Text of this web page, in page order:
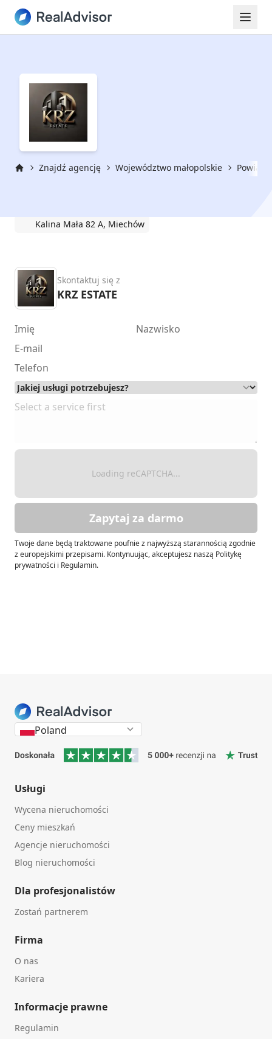
Znajdź agencję Województwo małopolskie Powiat
Kalina Mała 82 A, Miechów
Skontaktuj się z
KRZ ESTATE
Loading reCAPTCHA...
Zapytaj za darmo
Twoje dane będą traktowane poufnie z najwyższą starannością zgodnie
z europejskimi przepisami. Kontynuując, akceptujesz naszą Politykę
prywatności i Regulamin.
Poland
Usługi
Wycena nieruchomości
Ceny mieszkań
Agencje nieruchomości
Blog nieruchomości
Dla profesjonalistów
Zostań partnerem
Firma
O nas
Kariera
Informacje prawne
Regulamin